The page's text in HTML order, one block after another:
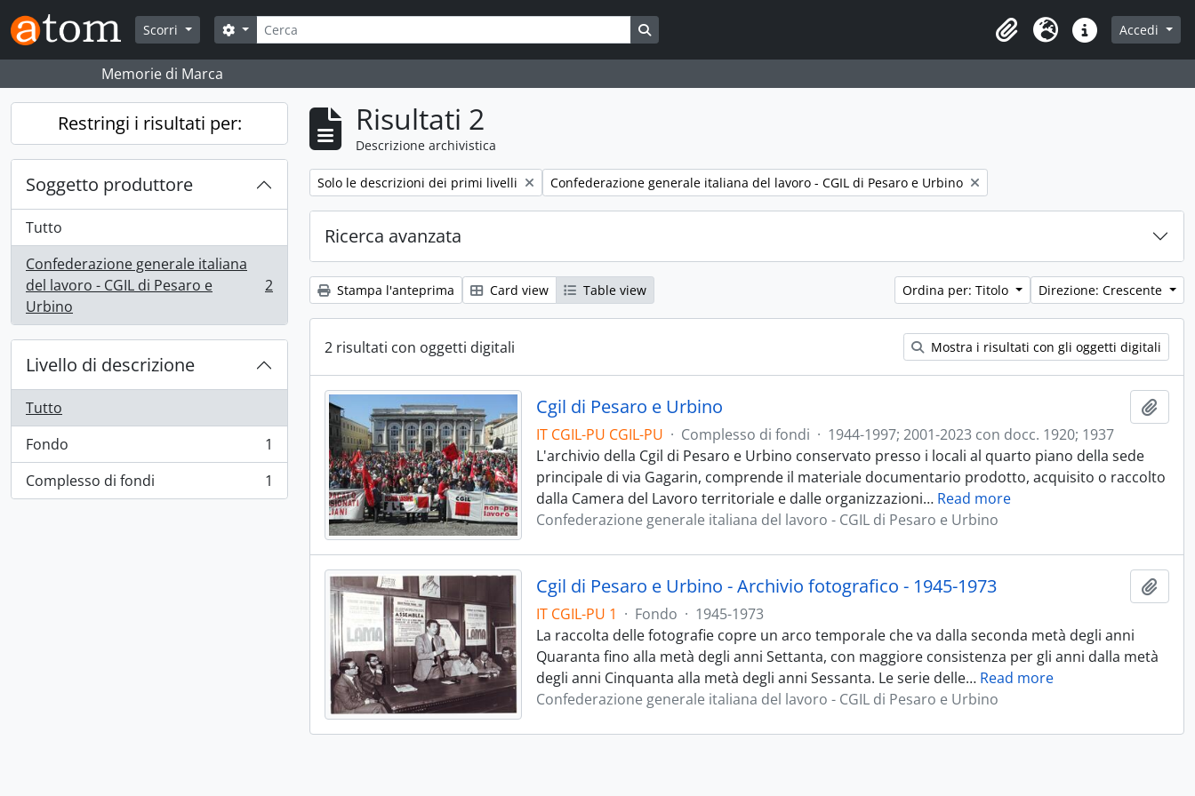
Skip to main content
Scorri
Cerca
Search options
Area di lavoro
Lingua Collegamenti veloci
Accedi
Memorie di Marca
Restringi i risultati per:
Soggetto produttore
Tutto
Confederazione generale italiana
del lavoro - CGIL di Pesaro e
Urbino
, 2 risultati 2
Livello di descrizione
Tutto
Fondo
, 1 risultati
1
Complesso di fondi
, 1 risultati 1
Risultati 2
Descrizione archivistica
Remove filter:
Solo le descrizioni dei primi livelli Remove filter:
Confederazione generale italiana del lavoro - CGIL di Pesaro e Urbino
Ricerca avanzata
Stampa l'anteprima Card view Table view Ordina per: Titolo Direzione: Crescente
2 risultati con oggetti digitali Mostra i risultati con gli oggetti digitali
Cgil di Pesaro e Urbino
IT CGIL-PU CGIL-PU · Complesso di fondi · 1944-1997; 2001-2023 con docc. 1920; 1937
L'archivio della Cgil di Pesaro e Urbino conservato presso i locali al quarto piano della sede
principale di via Gagarin, comprende il materiale documentario prodotto, acquisito o raccolto
dalla Camera del Lavoro territoriale e dalle organizzazioni… Read more
Confederazione generale italiana del lavoro - CGIL di Pesaro e Urbino
Cgil di Pesaro e Urbino - Archivio fotografico - 1945-1973
IT CGIL-PU 1 · Fondo · 1945-1973
La raccolta delle fotografie copre un arco temporale che va dalla seconda metà degli anni
Quaranta fino alla metà degli anni Settanta, con maggiore consistenza per gli anni dalla metà
degli anni Cinquanta alla metà degli anni Sessanta. Le serie delle… Read more
Confederazione generale italiana del lavoro - CGIL di Pesaro e Urbino